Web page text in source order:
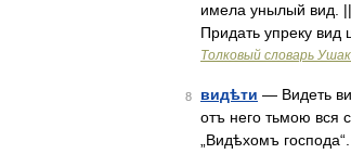
имела унылый вид.
Придать упреку
Толковый словарь
8 видѣти — Видеть
отъ него тьмою вся
„Видѣхомъ